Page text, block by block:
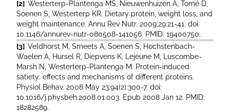
[2] Westerterp-Plantenga MS, Nieuwenhuizen A, Tomé D,
Soenen S, Westerterp KR. Dietary protein, weight loss, and
weight maintenance. Annu Rev Nutr. 2009;29:21-41. doi:
10.1146/annurev-nutr-080508-141056. PMID: 19400750.
[3] Veldhorst M, Smeets A, Soenen S, Hochstenbach-
Waelen A, Hursel R, Diepvens K, Lejeune M, Luscombe-
Marsh N, Westerterp-Plantenga M. Protein-induced
satiety: effects and mechanisms of different proteins.
Physiol Behav. 2008 May 23;94(2):300-7. doi:
10.1016/j.physbeh.2008.01.003. Epub 2008 Jan 12. PMID:
18282589.